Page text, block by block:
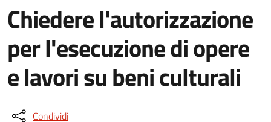
Chiedere l'autorizzazione
per l'esecuzione di opere
e lavori su beni culturali
Condividi